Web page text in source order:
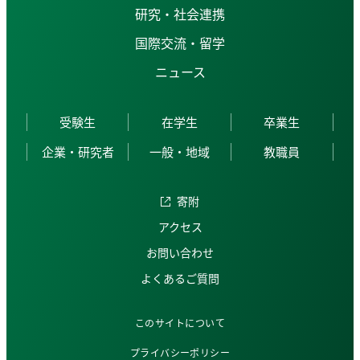
研究・社会連携
国際交流・留学
ニュース
受験生 在学生
卒業生
企業・研究者
一般・地域 教職員
寄附
アクセス
お問い合わせ
よくあるご質問
このサイトについて
プライバシーポリシー